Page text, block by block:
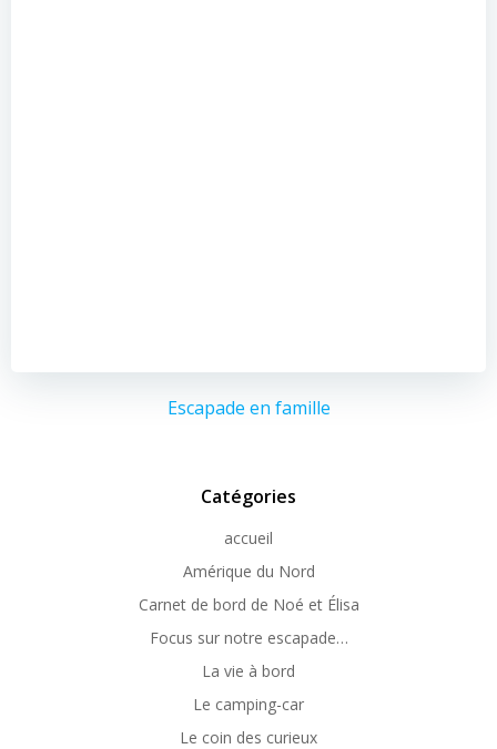
Escapade en famille
Catégories
accueil
Amérique du Nord
Carnet de bord de Noé et Élisa
Focus sur notre escapade…
La vie à bord
Le camping-car
Le coin des curieux